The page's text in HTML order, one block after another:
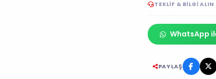
TEKLIF & BILGI ALIN
WhatsApp
PAYLAŞ